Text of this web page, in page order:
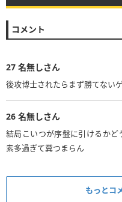
コメント
27 名無しさん
後攻博士されたらまず勝てない
26 名無しさん
結局こいつが序盤に引けるか
素多過ぎて糞つまらん
もっとコ